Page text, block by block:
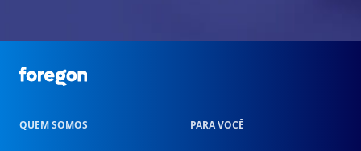
Foregon.com
QUEM SOMOS PARA VOCÊ